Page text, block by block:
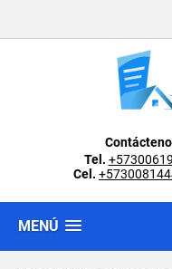
Tel.
Cel.
MENÚ